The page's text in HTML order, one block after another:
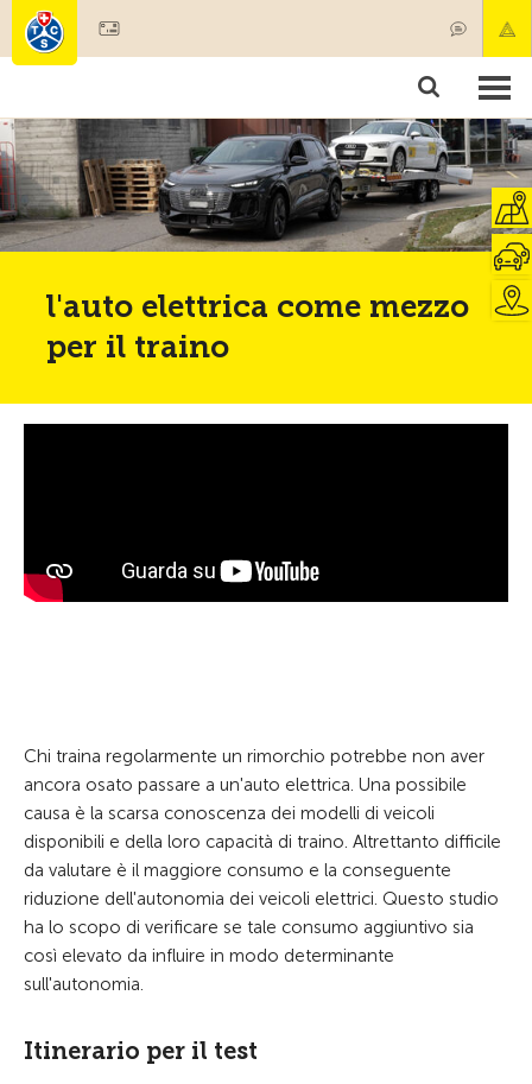
Societariato & prestazioni
Test, sicurezza & salute
l'auto elettrica come mezzo
per il traino
Chi traina regolarmente un rimorchio potrebbe non aver
ancora osato passare a un'auto elettrica. Una possibile
causa è la scarsa conoscenza dei modelli di veicoli
disponibili e della loro capacità di traino. Altrettanto difficile
da valutare è il maggiore consumo e la conseguente
riduzione dell'autonomia dei veicoli elettrici. Questo studio
ha lo scopo di verificare se tale consumo aggiuntivo sia
così elevato da influire in modo determinante
sull'autonomia.
Itinerario per il test